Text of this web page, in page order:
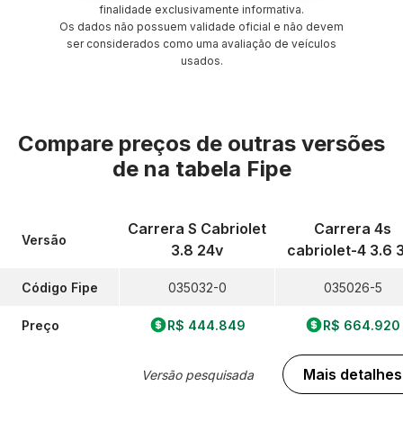
finalidade exclusivamente informativa.
Os dados não possuem validade oficial e não devem
ser considerados como uma avaliação de veículos
usados.
Compare preços de outras versões
de na tabela Fipe
Versão
Código Fipe
Preço
Carrera S Cabriolet
3.8 24v
035032-0
R$ 444.849
Versão pesquisada
Carrera 4s
cabriolet-4 3.6
035026-5
R$ 664.920
Mais detalhes